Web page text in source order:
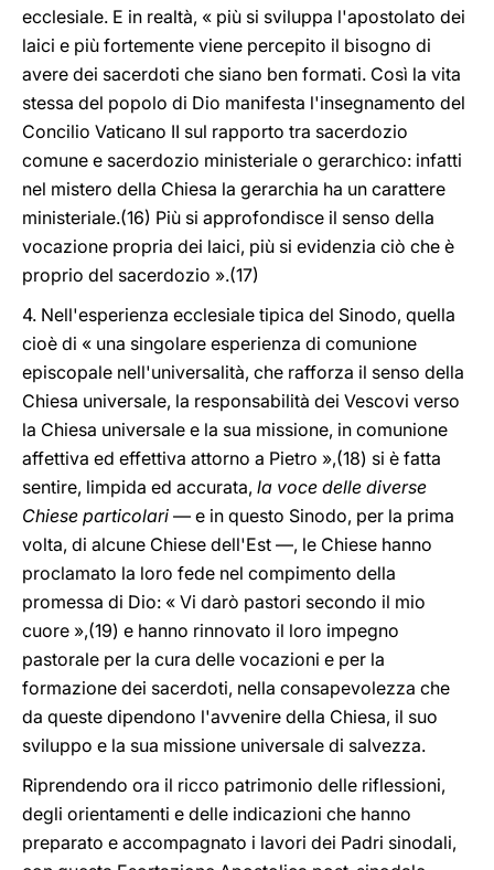
ecclesiale. E in realtà, « più si sviluppa l'apostolato dei
laici e più fortemente viene percepito il bisogno di
avere dei sacerdoti che siano ben formati. Così la vita
stessa del popolo di Dio manifesta l'insegnamento del
Concilio Vaticano II sul rapporto tra sacerdozio
comune e sacerdozio ministeriale o gerarchico: infatti
nel mistero della Chiesa la gerarchia ha un carattere
ministeriale.(16) Più si approfondisce il senso della
vocazione propria dei laici, più si evidenzia ciò che è
proprio del sacerdozio ».(17)
4. Nell'esperienza ecclesiale tipica del Sinodo, quella
cioè di « una singolare esperienza di comunione
episcopale nell'universalità, che rafforza il senso della
Chiesa universale, la responsabilità dei Vescovi verso
la Chiesa universale e la sua missione, in comunione
affettiva ed effettiva attorno a Pietro »,(18) si è fatta
sentire, limpida ed accurata, la voce delle diverse
Chiese particolari — e in questo Sinodo, per la prima
volta, di alcune Chiese dell'Est —, le Chiese hanno
proclamato la loro fede nel compimento della
promessa di Dio: « Vi darò pastori secondo il mio
cuore »,(19) e hanno rinnovato il loro impegno
pastorale per la cura delle vocazioni e per la
formazione dei sacerdoti, nella consapevolezza che
da queste dipendono l'avvenire della Chiesa, il suo
sviluppo e la sua missione universale di salvezza.
Riprendendo ora il ricco patrimonio delle riflessioni,
degli orientamenti e delle indicazioni che hanno
preparato e accompagnato i lavori dei Padri sinodali,